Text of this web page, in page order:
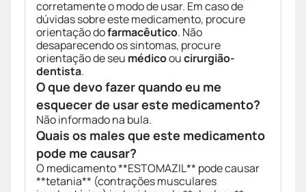
corretamente o modo de usar. Em caso de
dúvidas sobre este medicamento, procure
orientação dofarmacêutico. Não
desaparecendo os sintomas, procure
orientação de seu médicooucirurgião-
dentista.
O que devo fazer quando eu me
esquecer de usar este medicamento?
Não informado na bula.
Quais os males que este medicamento
pode me causar?
O medicamento **ESTOMAZIL** pode causar
**tetania** (contrações musculares